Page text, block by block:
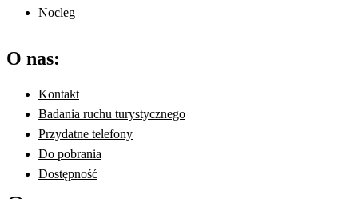
Nocleg
O nas:
Kontakt
Badania ruchu turystycznego
Przydatne telefony
Do pobrania
Dostępność